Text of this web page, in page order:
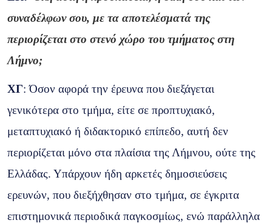
συναδέλφων σου, με τα αποτελέσματά της
περιορίζεται στο στενό χώρο του τμήματος στη
Λήμνο;
ΧΓ: Όσον αφορά την έρευνα που διεξάγεται
γενικότερα στο τμήμα, είτε σε προπτυχιακό,
μεταπτυχιακό ή διδακτορικό επίπεδο, αυτή δεν
περιορίζεται μόνο στα πλαίσια της Λήμνου, ούτε της
Ελλάδας. Υπάρχουν ήδη αρκετές δημοσιεύσεις
ερευνών, που διεξήχθησαν στο τμήμα, σε έγκριτα
επιστημονικά περιοδικά παγκοσμίως, ενώ παράλληλα